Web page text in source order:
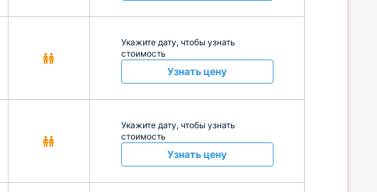
Укажите дату, чтобы узнать
стоимость
Узнать цену
Укажите дату, чтобы узнать
стоимость
Узнать цену